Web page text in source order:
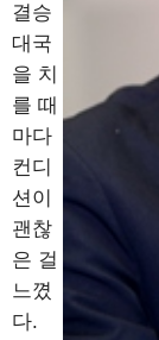
결승
대국
을 치
를 때
마다
컨디
션이
괜찮
은 걸
느꼈
다.